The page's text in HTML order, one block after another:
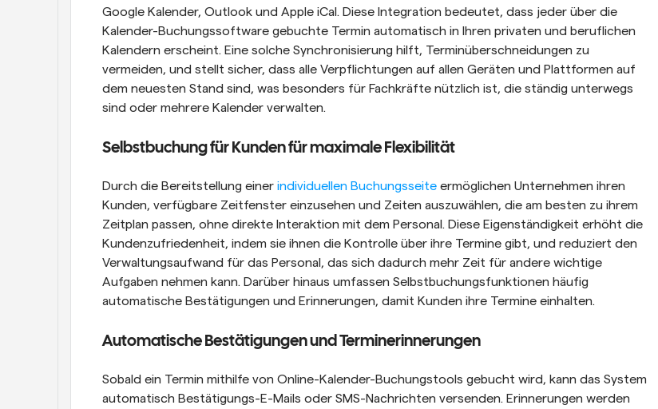
Google Kalender, Outlook und Apple iCal. Diese Integration bedeutet, dass jeder über die
Kalender-Buchungssoftware gebuchte Termin automatisch in Ihren privaten und beruflichen
Kalendern erscheint. Eine solche Synchronisierung hilft, Terminüberschneidungen zu
vermeiden, und stellt sicher, dass alle Verpflichtungen auf allen Geräten und Plattformen auf
dem neuesten Stand sind, was besonders für Fachkräfte nützlich ist, die ständig unterwegs
sind oder mehrere Kalender verwalten.
Selbstbuchung für Kunden für maximale Flexibilität
Durch die Bereitstellung einer individuellen Buchungsseite ermöglichen Unternehmen ihren
Kunden, verfügbare Zeitfenster einzusehen und Zeiten auszuwählen, die am besten zu ihrem
Zeitplan passen, ohne direkte Interaktion mit dem Personal. Diese Eigenständigkeit erhöht die
Kundenzufriedenheit, indem sie ihnen die Kontrolle über ihre Termine gibt, und reduziert den
Verwaltungsaufwand für das Personal, das sich dadurch mehr Zeit für andere wichtige
Aufgaben nehmen kann. Darüber hinaus umfassen Selbstbuchungsfunktionen häufig
automatische Bestätigungen und Erinnerungen, damit Kunden ihre Termine einhalten.
Automatische Bestätigungen und Terminerinnerungen
Sobald ein Termin mithilfe von Online-Kalender-Buchungstools gebucht wird, kann das System
automatisch Bestätigungs-E-Mails oder SMS-Nachrichten versenden. Erinnerungen werden